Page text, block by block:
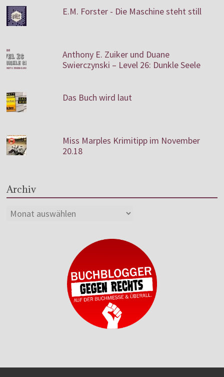
E.M. Forster - Die Maschine steht still
Anthony E. Zuiker und Duane
Swierczynski – Level 26: Dunkle Seele
Das Buch wird laut
Miss Marples Krimitipp im November
20.18
Archiv